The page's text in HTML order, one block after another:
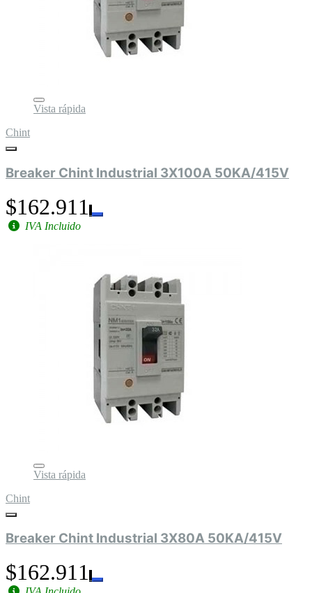
Vista rápida
Chint
Breaker Chint Industrial 3X100A 50KA/415V
$162.911
IVA Incluido
Vista rápida
Chint
Breaker Chint Industrial 3X80A 50KA/415V
$162.911